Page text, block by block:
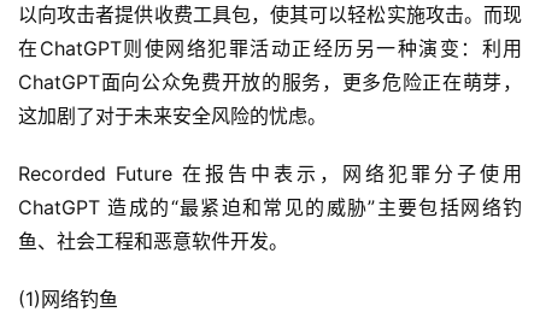
以向攻击者提供收费工具包，使其可以轻松实施攻击。而现
在ChatGPT则使网络犯罪活动正经历另一种演变：利用
ChatGPT面向公众免费开放的服务，更多危险正在萌芽，
这加剧了对于未来安全风险的忧虑。
Recorded Future 在报告中表示，网络犯罪分子使用
ChatGPT 造成的“最紧迫和常见的威胁”主要包括网络钓
鱼、社会工程和恶意软件开发。
(1)网络钓鱼